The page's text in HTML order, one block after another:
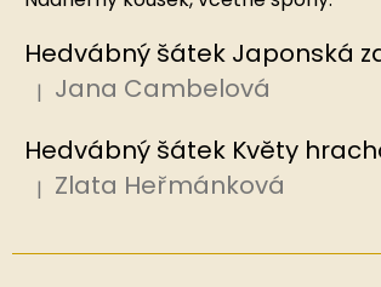
Hodnocení produktu je 5 z 5 hvězdiček.
| Jana Cambelová
Hodnocení produktu je 5 z 5 hvězdiček.
| Zlata Heřmánková